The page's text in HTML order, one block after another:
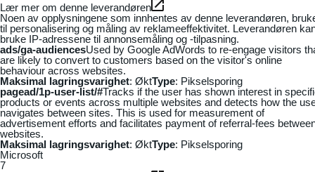
Lær mer om denne leverandøren
Noen av opplysningene som innhentes av denne leverandøren,
til personalisering og måling av reklameeffektivitet. Leverandøren
bruke IP-adressene til annonsemåling og -tilpasning.
ads/ga-audiencesUsed by Google AdWords to re-engage visitors
are likely to convert to customers based on the visitor's online
behaviour across websites.
Maksimal lagringsvarighet: ØktType: Pikselsporing
pagead/1p-user-list/#Tracks if the user has shown interest in
products or events across multiple websites and detects how the
navigates between sites. This is used for measurement of
advertisement efforts and facilitates payment of referral-fees
websites.
Maksimal lagringsvarighet: ØktType: Pikselsporing
Microsoft
7